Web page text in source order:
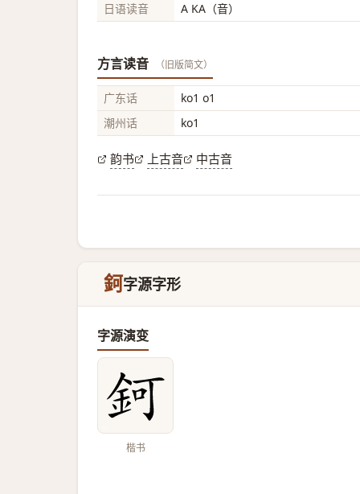
日语读音
A KA（音）
方言读音 （旧版简文）
广东话
ko1 o1
潮州话
ko1
韵书 上古音 中古音
鈳字源字形
字源演变
楷书